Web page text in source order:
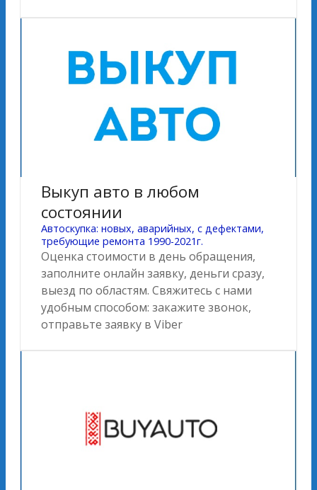
Выкуп авто в любом
состоянии
Автоскупка: новых, аварийных, с дефектами,
требующие ремонта 1990-2021г.
Оценка стоимости в день обращения,
заполните онлайн заявку, деньги сразу,
выезд по областям. Свяжитесь с нами
удобным способом: закажите звонок,
отправьте заявку в Viber